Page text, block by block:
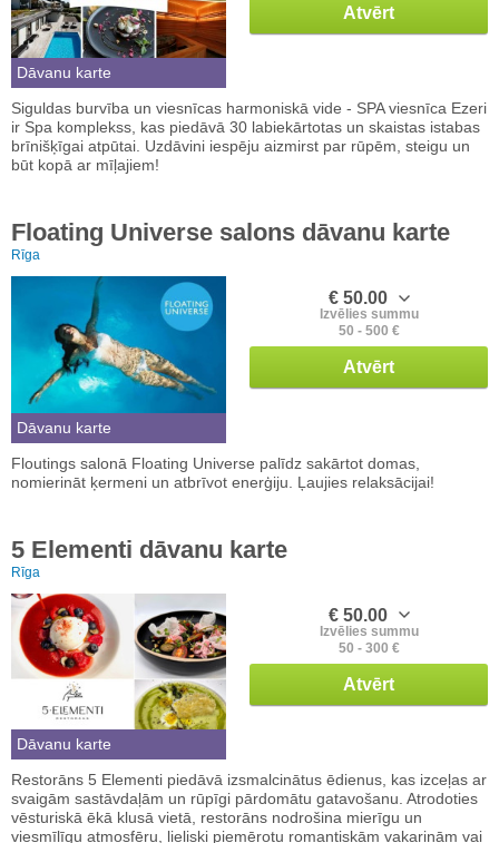
Dāvanu karte
Atvērt
Siguldas burvība un viesnīcas harmoniskā vide - SPA viesnīca Ezeri
ir Spa komplekss, kas piedāvā 30 labiekārtotas un skaistas istabas
brīnišķīgai atpūtai. Uzdāvini iespēju aizmirst par rūpēm, steigu un
būt kopā ar mīļajiem!
Floating Universe salons dāvanu karte
Rīga
Dāvanu karte
€ 50.00
Izvēlies summu
50 - 500 €
Atvērt
Floutings salonā Floating Universe palīdz sakārtot domas,
nomierināt ķermeni un atbrīvot enerģiju. Ļaujies relaksācijai!
5 Elementi dāvanu karte
Rīga
Dāvanu karte
€ 50.00
Izvēlies summu
50 - 300 €
Atvērt
Restorāns 5 Elementi piedāvā izsmalcinātus ēdienus, kas izceļas ar
svaigām sastāvdaļām un rūpīgi pārdomātu gatavošanu. Atrodoties
vēsturiskā ēkā klusā vietā, restorāns nodrošina mierīgu un
viesmīlīgu atmosfēru, lieliski piemērotu romantiskām vakariņām vai